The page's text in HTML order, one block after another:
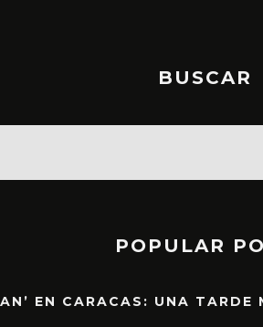
BUSCAR
POPULAR
EN CARACAS: UNA TARDE